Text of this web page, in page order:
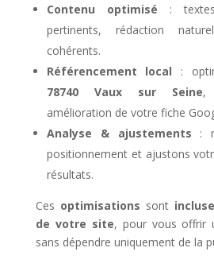
Contenu optimisé :
pertinents, rédaction
cohérents.
Référencement local :
78740 Vaux sur Seine,
amélioration de votre fiche
Analyse & ajustements :
positionnement et ajustons
résultats.
Ces optimisations sont
de votre site, pour vous offrir
sans dépendre uniquement de la